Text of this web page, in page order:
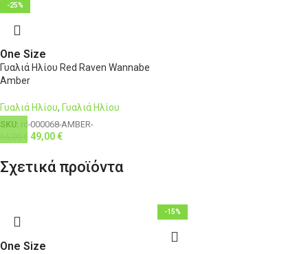
-25%
One Size
Γυαλιά Ηλίου Red Raven Wannabe
Amber
Γυαλιά Ηλίου, Γυαλιά Ηλίου
SKU: rd-000068-AMBER-
€ 49,00€
Σχετικά προϊόντα
One Size
-15%